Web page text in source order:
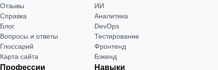
Отзывы
Справка
Блог
Вопросы и ответы
Глоссарий
Карта сайта
ИИ
Аналитика
DevOps
Тестирование
Фронтенд
Бэкенд
Профессии Навыки